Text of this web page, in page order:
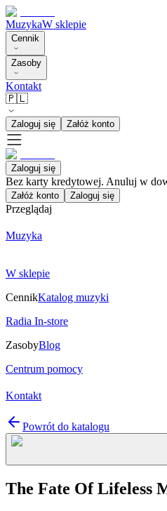
MuzykaW sklepie
Cennik
Zasoby
Kontakt
🇵🇱
Zaloguj się Załóż konto
Zaloguj się
Bez karty kredytowej. Anuluj w
Załóż konto Zaloguj się
Przeglądaj
Muzyka
W sklepie
CennikKatalog muzyki
Radia In-store
ZasobyBlog
Centrum pomocy
Kontakt
Powrót do katalogu
The Fate Of Lifeless